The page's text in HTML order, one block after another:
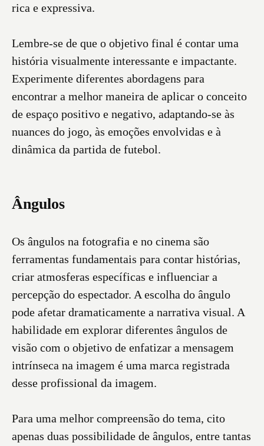
rica e expressiva.
Lembre-se de que o objetivo final é contar uma
história visualmente interessante e impactante.
Experimente diferentes abordagens para
encontrar a melhor maneira de aplicar o conceito
de espaço positivo e negativo, adaptando-se às
nuances do jogo, às emoções envolvidas e à
dinâmica da partida de futebol.
Ângulos
Os ângulos na fotografia e no cinema são
ferramentas fundamentais para contar histórias,
criar atmosferas específicas e influenciar a
percepção do espectador. A escolha do ângulo
pode afetar dramaticamente a narrativa visual. A
habilidade em explorar diferentes ângulos de
visão com o objetivo de enfatizar a mensagem
intrínseca na imagem é uma marca registrada
desse profissional da imagem.
Para uma melhor compreensão do tema, cito
apenas duas possibilidade de ângulos, entre tantas